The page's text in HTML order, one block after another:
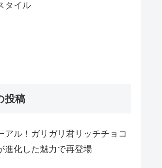
タイル
投稿
アル！ガリガリ君リッチチョコ
進化した魅力で再登場